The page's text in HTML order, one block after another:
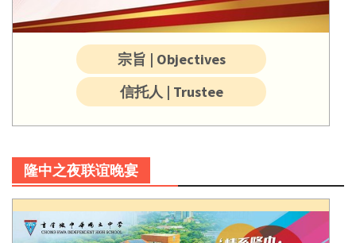
宗旨 | Objectives
信托人 | Trustee
隆中之夜联谊晚宴